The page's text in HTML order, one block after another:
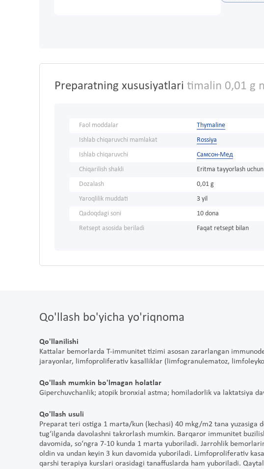
Preparatning xususiyatlari timalin 0,01 g
Faol moddalar
Thymaline
Ishlab chiqaruvchi mamlakat
Rossiya
Ishlab chiqaruvchi
Самсон-Мед
Chiqarilish shakli
Eritma tayyorlash
Dozalash
0,01 g
Yaroqlilik muddati
3 yil
Qadoqdagi soni
10 dona
Retsept asosida beriladi
Faqat retsept bilan
Qo'llash bo'yicha yo'riqnoma
Qo'llanilishi
Kattalar bemorlarda T-immunitet tizimi asosan zararlangan
jarayonlar, limfoproliferativ kasalliklar (limfogranulematoz,
Qo'llash mumkin bo'lmagan holatlar
Giperchuvchanlik; atopik bronxial astma; homiladorlik va laktatsiya
Qo'llash usuli
Preparat teri ostiga 1 marta/kun (kechasi) 40 mkg/m2 tana yuzasiga
tug‘ilganda davolashni takrorlash mumkin. Barqaror immunitet
davomida, so‘ngra 7-10 kunda 1 marta yuboriladi. Jarrohlik
oldin va undan keyin 3 kun davomida yuboriladi. Limfoproliferativ
qarshi terapiya kurslari orasidagi tanaffuslarda ham yuboriladi.